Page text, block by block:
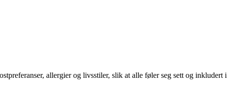
allergier og livsstiler, slik at alle føler seg sett og inkludert i